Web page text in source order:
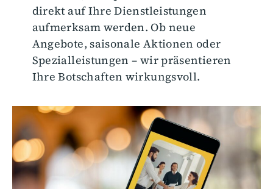
direkt auf Ihre Dienstleistungen
aufmerksam werden. Ob neue
Angebote, saisonale Aktionen oder
Spezialleistungen – wir präsentieren
Ihre Botschaften wirkungsvoll.